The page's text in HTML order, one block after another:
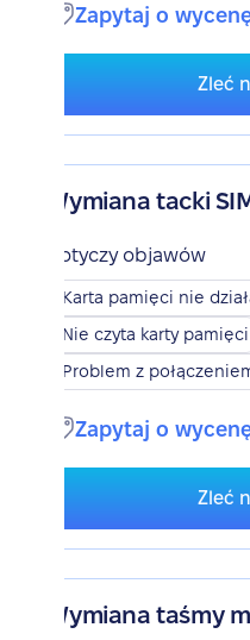
Zapytaj o
Zleć
Wymiana tacki
Dotyczy objawów
Karta pamięci nie
Nie czyta karty pamięci
Problem z
Zapytaj o
Zleć
Wymiana taśmy